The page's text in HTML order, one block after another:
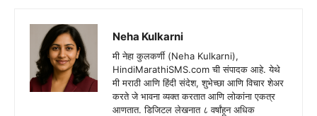
Neha Kulkarni
मी नेहा कुलकर्णी (Neha Kulkarni),
HindiMarathiSMS.com ची संपादक आहे. येथे
मी मराठी आणि हिंदी संदेश, शुभेच्छा आणि विचार शेअर
करते जे भावना व्यक्त करतात आणि लोकांना एकत्र
आणतात. डिजिटल लेखनात ८ वर्षांहून अधिक